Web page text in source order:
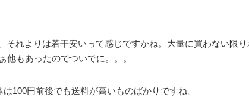
それよりは若干安いって感じですかね。大量に買わない限
もあったのでついでに。。。
100円前後でも送料が高いものばかりですね。